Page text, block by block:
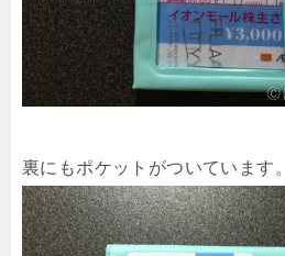
裏にもポケットがついています。